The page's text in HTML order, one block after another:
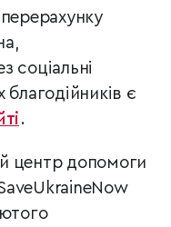
соціальні
благодійників є
.
центр допомоги